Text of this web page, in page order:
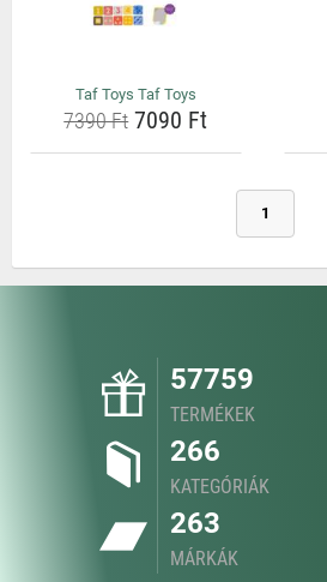
Taf Toys Taf Toys
7390 Ft7090 Ft
1
57759
TERMÉKEK
266
KATEGÓRIÁK
263
MÁRKÁK